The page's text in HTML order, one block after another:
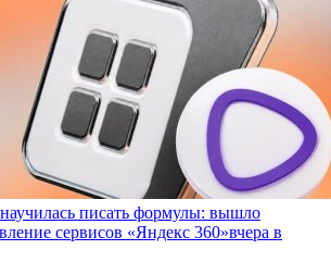
писать формулы: вышло
сервисов «Яндекс 360»вчера в